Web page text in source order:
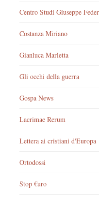
Centro Studi Giuseppe
Costanza Miriano
Gianluca Marletta
Gli occhi della guerra
Gospa News
Lacrimae Rerum
Lettera ai cristiani d'Europa
Ortodossi
Stop €uro